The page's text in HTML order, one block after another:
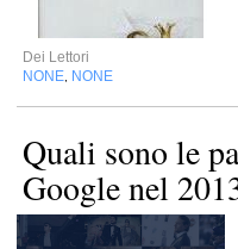
Dei Lettori
NONE NONE
Quali sono le
Google nel